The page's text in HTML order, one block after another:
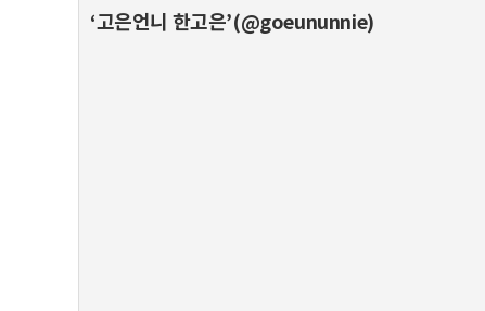
‘고은언니 한고은’(@goeununnie)